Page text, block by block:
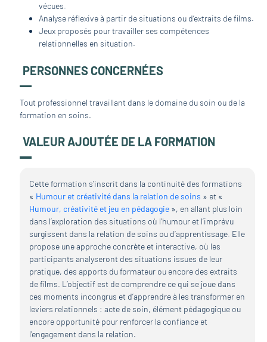
vécues.
Analyse réflexive à partir de situations ou d’extraits de films.
Jeux proposés pour travailler ses compétences
relationnelles en situation.
PERSONNES CONCERNÉES
Tout professionnel travaillant dans le domaine du soin ou de la
formation en soins.
VALEUR AJOUTÉE DE LA FORMATION
Cette formation s’inscrit dans la continuité des formations
« Humour et créativité dans la relation de soins » et «
Humour, créativité et jeu en pédagogie», en allant plus loin
dans l’exploration des situations où l’humour et l’imprévu
surgissent dans la relation de soins ou d’apprentissage. Elle
propose une approche concrète et interactive, où les
participants analyseront des situations issues de leur
pratique, des apports du formateur ou encore des extraits
de films. L’objectif est de comprendre ce qui se joue dans
ces moments incongrus et d’apprendre à les transformer en
leviers relationnels : acte de soin, élément pédagogique ou
encore opportunité pour renforcer la confiance et
l’engagement dans la relation.